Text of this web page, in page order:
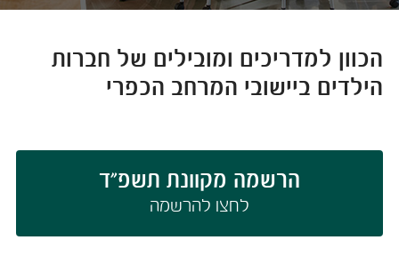
הכוון למדריכים ומובילים של חברות
הילדים ביישובי המרחב הכפרי
הרשמה מקוונת תשפ"ד
לחצו להרשמה​​​​​​​​​​​